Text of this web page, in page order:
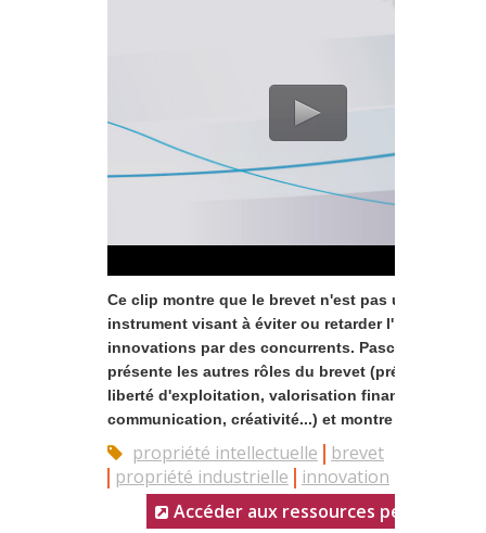
Ce clip montre que le brevet n'est pas un simple
instrument visant à éviter ou retarder l'imitation
innovations par des concurrents. Pascal Corbel y
présente les autres rôles du brevet (préservation
liberté d'exploitation, valorisation financière,
communication, créativité...) et montre qu...
propriété intellectuelle
brevet
propriété industrielle
innovation
Accéder aux ressources